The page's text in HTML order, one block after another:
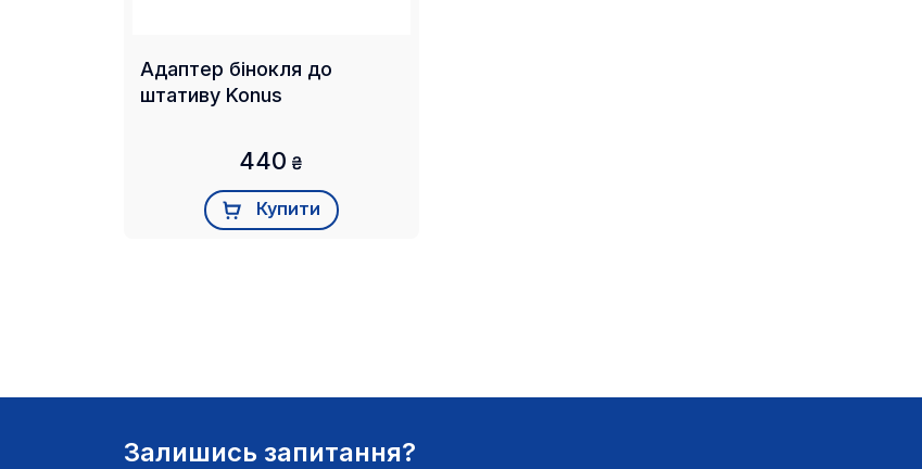
Адаптер бінокля до
штативу Konus
440 ₴
Купити
Залишись запитання?